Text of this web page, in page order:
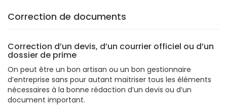
Correction de documents
Correction d’un devis, d’un courrier officiel ou d’un
dossier de prime
On peut être un bon artisan ou un bon gestionnaire
d’entreprise sans pour autant maitriser tous les éléments
nécessaires à la bonne rédaction d’un devis ou d’un
document important.